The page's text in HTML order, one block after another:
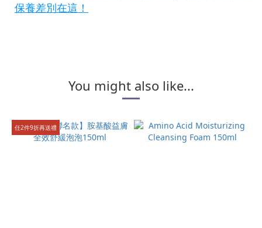
保養差別在這！
You might also like...
任2件9折再送禮